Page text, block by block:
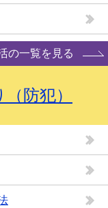
の一覧を見る
防犯）